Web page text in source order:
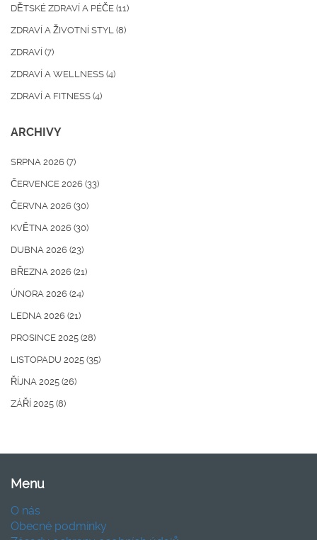
DĚTSKÉ ZDRAVÍ A PÉČE (11)
ZDRAVÍ A ŽIVOTNÍ STYL (8)
ZDRAVÍ (7)
ZDRAVÍ A WELLNESS (4)
ZDRAVÍ A FITNESS (4)
ARCHIVY
SRPNA 2026 (7)
ČERVENCE 2026 (33)
ČERVNA 2026 (30)
KVĚTNA 2026 (30)
DUBNA 2026 (23)
BŘEZNA 2026 (21)
ÚNORA 2026 (24)
LEDNA 2026 (21)
PROSINCE 2025 (28)
LISTOPADU 2025 (35)
ŘÍJNA 2025 (26)
ZÁŘÍ 2025 (8)
Menu
O nás
Obecné podmínky